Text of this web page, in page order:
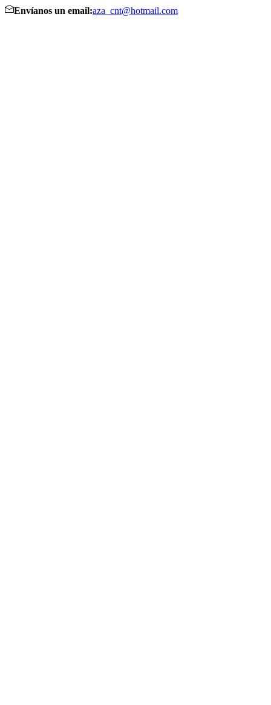
Envíanos un email:aza_cnt@hotmail.com